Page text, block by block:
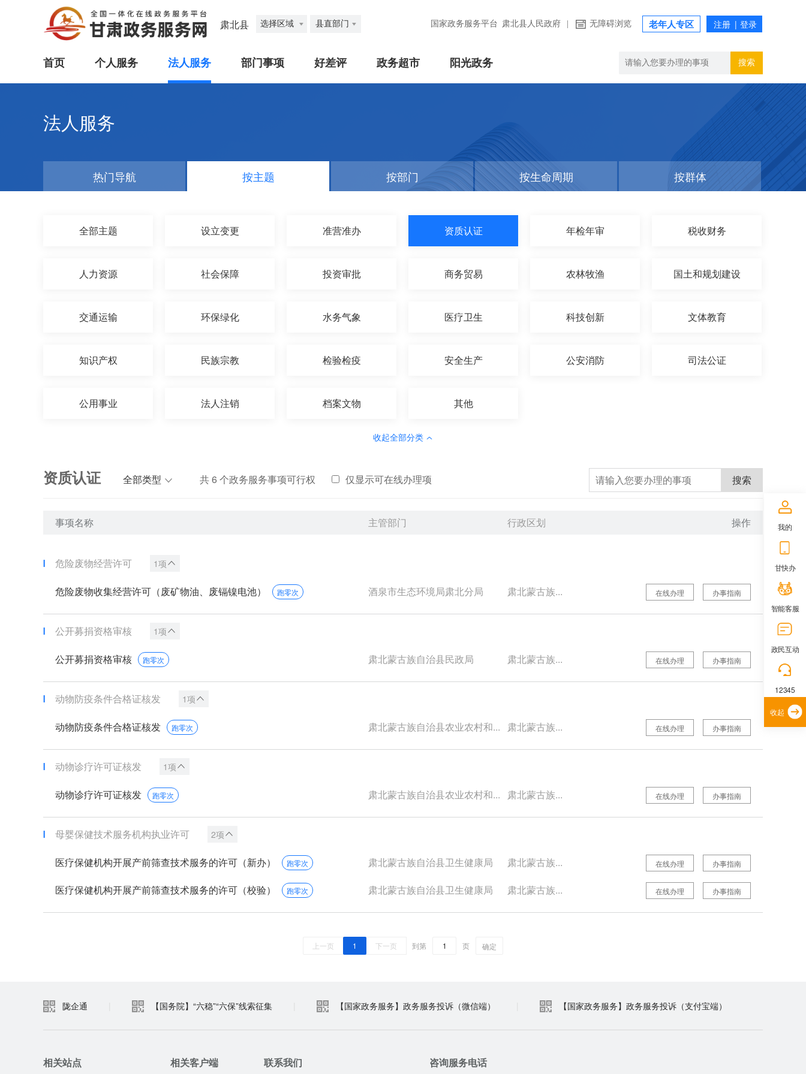
肃北县 选择区域 县直部门 国家政务服务平台 肃北县人民政府 无障碍浏览 老年人专区
首页 个人服务 法人服务 部门事项 好差评 政务超市 阳光政务 搜索
法人服务
热门导航 按主题 按部门 按生命周期 按群体
全部主题 设立变更 准营准办 资质认证 年检年审 税收财务
人力资源 社会保障 投资审批 商务贸易 农林牧渔 国土和规划建设
交通运输 环保绿化 水务气象 医疗卫生 科技创新 文体教育
知识产权 民族宗教 检验检疫 安全生产 公安消防 司法公证
公用事业 法人注销 档案文物 其他
收起全部分类
资质认证 全部类型 共6个政务服务事项可行权 仅显示可在线办理项 搜索
事项名称 主管部门 行政区划 操作
危险废物经营许可 1项
危险废物收集经营许可（废矿物油、废镉镍电池） 跑零次 酒泉市生态环境局肃北分局 肃北蒙古族... 办事指南
在线办理
公开募捐资格审核 1项
公开募捐资格审核 跑零次 肃北蒙古族自治县民政局 肃北蒙古族... 办事指南
在线办理
动物防疫条件合格证核发 1项
动物防疫条件合格证核发 跑零次 肃北蒙古族自治县农业农村和... 肃北蒙古族... 办事指南
在线办理
动物诊疗许可证核发 1项
动物诊疗许可证核发 跑零次 肃北蒙古族自治县农业农村和... 肃北蒙古族... 办事指南
在线办理
母婴保健技术服务机构执业许可 2项
医疗保健机构开展产前筛查技术服务的许可（新办） 跑零次 肃北蒙古族自治县卫生健康局 肃北蒙古族... 办事指南
在线办理
医疗保健机构开展产前筛查技术服务的许可（校验） 跑零次 肃北蒙古族自治县卫生健康局 肃北蒙古族... 办事指南
在线办理
上一页 1 下一页 到第 页 确定
陇企通 【国务院】“六稳”“六保”线索征集 【国家政务服务】政务服务投诉（微信端） 【国家政务服务】政务服务投诉（支付宝端）
相关站点 相关客户端 联系我们 咨询服务电话
我的
甘快办
智能客服
政民互动
12345
收起